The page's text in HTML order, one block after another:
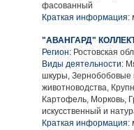
фасованный
Краткая информация:
"АВАНГАРД"
Регион: Ростовская
Виды деятельности:
шкуры, Зернобобовые
животноводства,
Картофель, Морковь,
искусственный и
Краткая информация: